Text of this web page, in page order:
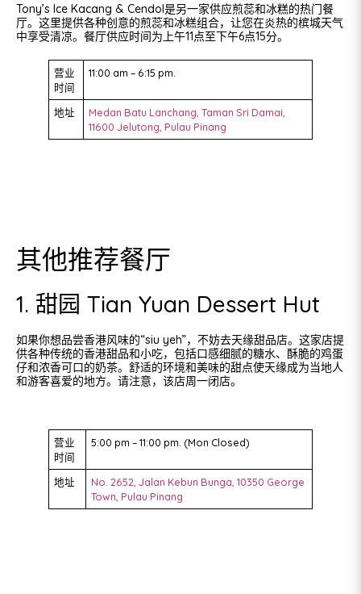
Tony’s Ice Kacang & Cendol是另一家供应煎蕊和冰糕的热门餐
厅。这里提供各种创意的煎蕊和冰糕组合，让您在炎热的槟城天气
中享受清凉。餐厅供应时间为上午11点至下午6点15分。
营业
时间
11:00 am – 6:15 pm.
地址
Medan Batu Lanchang, Taman Sri Damai,
11600 Jelutong, Pulau Pinang
其他推荐餐厅
1. 甜园 Tian Yuan Dessert Hut
如果你想品尝香港风味的“siu yeh”，不妨去天缘甜品店。这家店提
供各种传统的香港甜品和小吃，包括口感细腻的糖水、酥脆的鸡蛋
仔和浓香可口的奶茶。舒适的环境和美味的甜点使天缘成为当地人
和游客喜爱的地方。请注意，该店周一闭店。
营业
时间
5:00 pm – 11:00 pm. (Mon Closed)
地址
No. 2652, Jalan Kebun Bunga, 10350 George
Town, Pulau Pinang